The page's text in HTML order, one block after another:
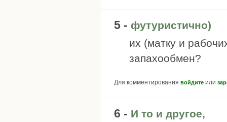
5 - футуристично)
их (матку и
запахообмен?
Для комментирования войдите или
6 - И то и другое,